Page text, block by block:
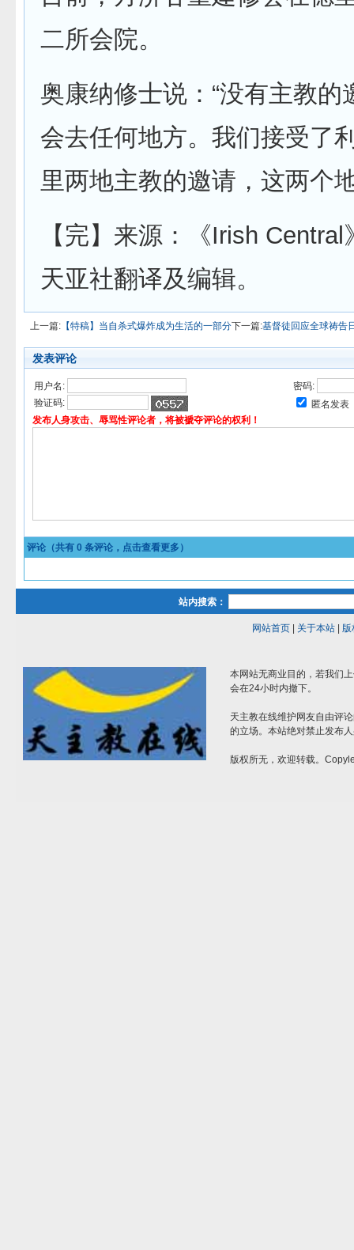
二所会院。
奥康纳修士说：“没有主教的
会去任何地方。我们接受了
里两地主教的邀请，这两个
【完】来源：《Irish
天亚社翻译及编辑。
上一篇: 【特稿】当自杀式爆炸成为生活的一部分下一篇:基督徒回应全球祷告
发表评论
用户名:
密码:
验证码:
匿名发表
发布人身攻击、辱骂性评论者，将被褫夺评论的权利！
评论（共有 0 条评论，点击查看更多）
站内搜索：
网站首页| 关于本站| 版
本网站无商业目的，若我们
会在24小时内撤下。
天主教在线维护网友自由评
的立场。本站绝对禁止发布
版权所无，欢迎转载。